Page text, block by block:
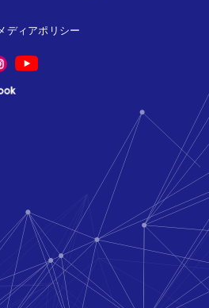
ディアポリシー